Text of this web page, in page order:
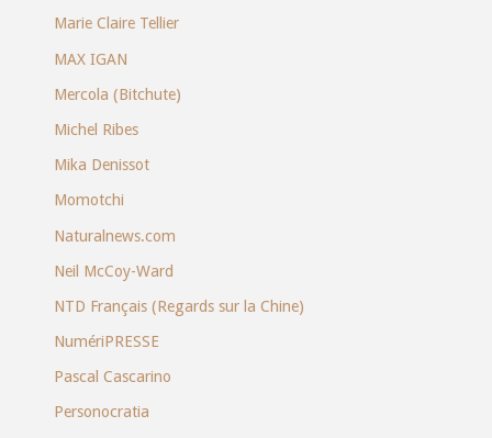
Marie Claire Tellier
MAX IGAN
Mercola (Bitchute)
Michel Ribes
Mika Denissot
Momotchi
Naturalnews.com
Neil McCoy-Ward
NTD Français (Regards sur la Chine)
NumériPRESSE
Pascal Cascarino
Personocratia